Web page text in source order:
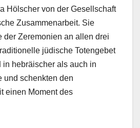
Hölscher von der Gesellschaft
Zusammenarbeit. Sie
der Zeremonien an allen drei
jüdische Totengebet
in hebräischer als auch in
und schenkten den
einen Moment des